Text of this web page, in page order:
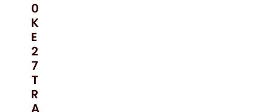
0
K
E
2
7
T
R
A